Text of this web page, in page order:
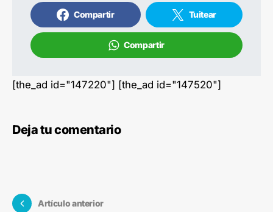
Compartir Tuitear
Compartir
[the_ad id="147220"] [the_ad id="147520"]
Deja tu comentario
Artículo anterior